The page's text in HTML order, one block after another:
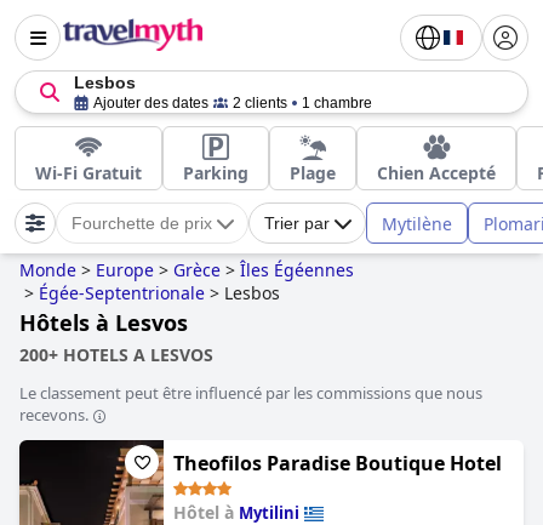
Lesbos
Ajouter des dates 2 clients 1 chambre
Wi-Fi Gratuit Parking Plage Chien Accepté
Fourchette de prix Trier par Mytilène
Monde > Europe > Grèce > Îles Égéennes
> Égée-Septentrionale > Lesbos
Hôtels à Lesvos
200+ HOTELS A LESVOS
Le classement peut être influencé par les commissions que nous
recevons.
Theofilos Paradise Boutique Hotel
Hôtel à Mytilini